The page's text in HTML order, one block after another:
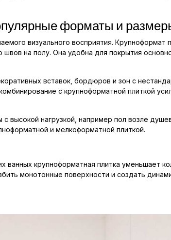
форматы и
визуального восприятия. Крупноформат
на полу. Она удобна для покрытия
вставок, бордюров и зон с
с крупноформатной плиткой
с высокой нагрузкой, например пол возле
и мелкоформатной плиткой.
крупноформатная плитка уменьшает
монотонные поверхности и создать